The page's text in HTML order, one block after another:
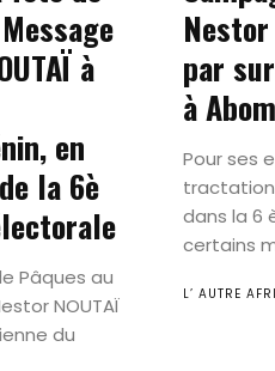
à
en
la 6è
Pâques au
NOUTAÏ
du
par
à
Pour ses
dans la 6
certains
L’ AUTRE